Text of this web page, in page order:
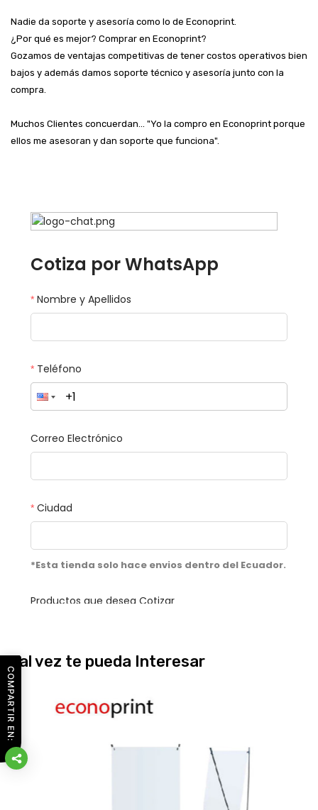
Nadie da soporte y asesoría como lo de Econoprint.
¿Por qué es mejor? Comprar en Econoprint?
Gozamos de ventajas competitivas de tener costos operativos bien
bajos y además damos soporte técnico y asesoría junto con la
compra.
Muchos Clientes concuerdan... "Yo la compro en Econoprint porque
ellos me asesoran y dan soporte que funciona".
Tal vez te pueda Interesar
COMPARTIR EN: